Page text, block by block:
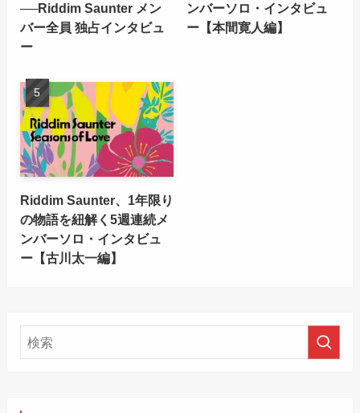
──Riddim Saunter メン
バー全員 独占インタビュ
ー
ンバーソロ・インタビュ
ー【本間寛人編】
Riddim Saunter、1年限り
の物語を紐解く5週連続メ
ンバーソロ・インタビュ
ー【古川太一編】